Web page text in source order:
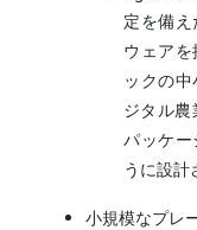
定を備
ウェア
ックの
ジタル
パッケー
うに設計
小規模なプレ